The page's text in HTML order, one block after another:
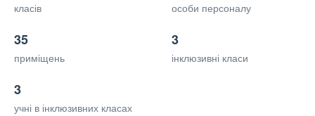
класів особи персоналу
35
приміщень
3
інклюзивні класи
3
учні в інклюзивних класах